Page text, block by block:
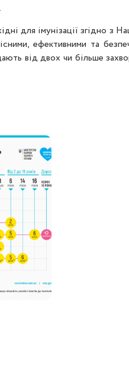
для імунізації згідно з
ефективними та
від двох чи більше